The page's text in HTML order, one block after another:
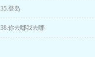
35.登岛
38.你去哪我去哪